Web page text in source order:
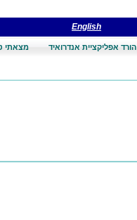
English
הורד אפליקציית אנדרואיד מצאתי